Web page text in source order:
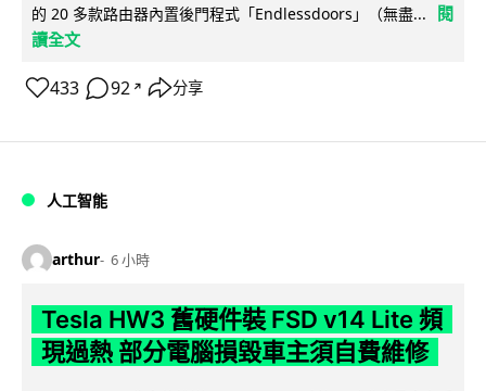
的 20 多款路由器內置後門程式「Endlessdoors」（無盡...
閱
讀全文
433 92 ↗ 分享
人工智能
arthur 6 小時
Tesla HW3 舊硬件裝 FSD v14 Lite 頻
現過熱 部分電腦損毀車主須自費維修